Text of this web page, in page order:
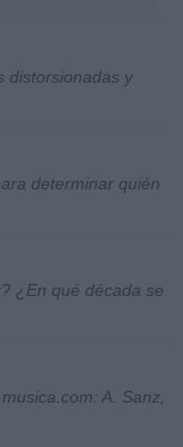
distorsionadas y
determinar quién
¿En qué década se
A. Sanz,